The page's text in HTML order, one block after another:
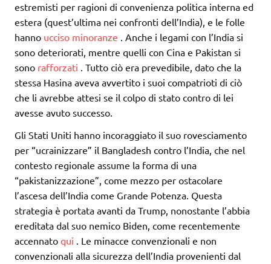
estremisti per ragioni di convenienza politica interna ed
estera (quest’ultima nei confronti dell’India), e le folle
hanno ucciso minoranze . Anche i legami con l’India si
sono deteriorati, mentre quelli con Cina e Pakistan si
sono rafforzati . Tutto ciò era prevedibile, dato che la
stessa Hasina aveva avvertito i suoi compatrioti di ciò
che li avrebbe attesi se il colpo di stato contro di lei
avesse avuto successo.
Gli Stati Uniti hanno incoraggiato il suo rovesciamento
per “ucrainizzare” il Bangladesh contro l’India, che nel
contesto regionale assume la forma di una
“pakistanizzazione”, come mezzo per ostacolare
l’ascesa dell’India come Grande Potenza. Questa
strategia è portata avanti da Trump, nonostante l’abbia
ereditata dal suo nemico Biden, come recentemente
accennato qui . Le minacce convenzionali e non
convenzionali alla sicurezza dell’India provenienti dal